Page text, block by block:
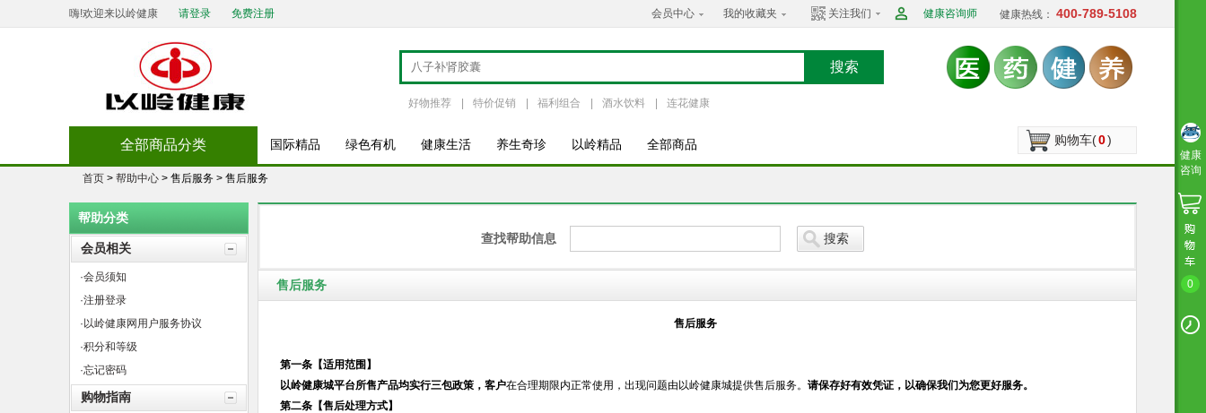
嗨!欢迎来以岭健康 请登录 免费注册 会员中心 我的收藏夹 关注我们 健康咨询师 健康热线： 400-789-5108
搜索
好物推荐 特价促销 福利组合 酒水饮料 连花健康
购物车(0)
全部商品分类 国际精品 绿色有机 健康生活 养生奇珍 以岭精品 全部商品
首页 > 帮助中心 > 售后服务 > 售后服务
帮助分类
会员相关
·会员须知
·注册登录
·以岭健康网用户服务协议
·积分和等级
·忘记密码
购物指南
查找帮助信息 搜索
售后服务
售后服务
第一条 【适用范围】
以岭健康城平台所售产品均实行三包政策，客户在合理期限内正常使用，出现问题由以岭健康城提供售后服务。 请保存好有效凭证，以确保我们为您更好服务。
第二条 【售后处理方式】
健康
咨询
0